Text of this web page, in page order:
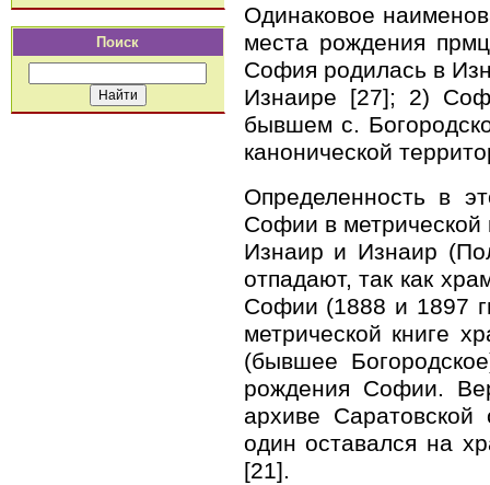
Поиск
Одинаковое
места рождения
София родилась в
Изнаире [27]; 2)
бывшем с.
канонической
Определенность в
Софии в метрической
Изнаир и Изнаир
отпадают, так как
Софии (1888 и 1897
метрической книге
(бывшее
рождения Софии.
архиве Саратовской
один оставался на
[21].